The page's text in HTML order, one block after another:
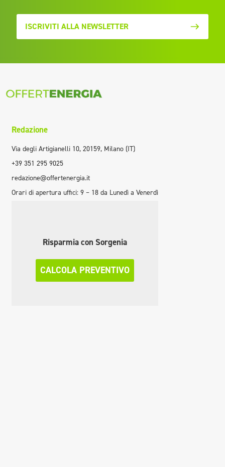
ISCRIVITI ALLA NEWSLETTER
Redazione
Via degli Artigianelli 10, 20159, Milano (IT)
+39 351 295 9025
redazione@offertenergia.it
Orari di apertura uffici: 9 – 18 da Lunedì a Venerdì
Risparmia con Sorgenia
CALCOLA PREVENTIVO